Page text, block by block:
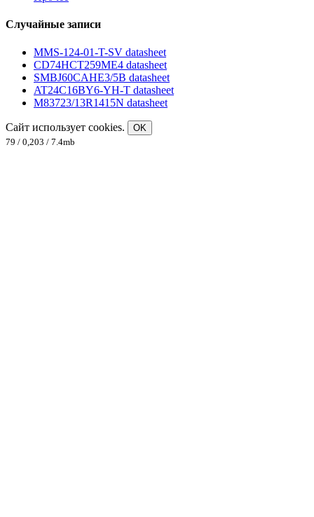
Случайные записи
MMS-124-01-T-SV datasheet
CD74HCT259ME4 datasheet
SMBJ60CAHE3/5B datasheet
AT24C16BY6-YH-T datasheet
M83723/13R1415N datasheet
Сайт использует cookies.
OK
79 / 0,203 / 7.4mb